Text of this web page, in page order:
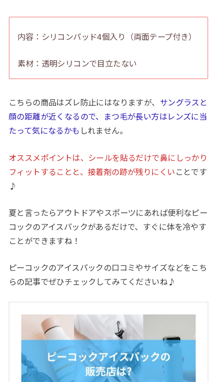
内容：シリコンパッド4個入り（両面テープ付き）
素材：透明シリコンで目立たない
こちらの商品はズレ防止にはなりますが、 サングラスと
顔の距離が近くなるので、まつ毛が長い方はレンズに当
たって気になるかも しれません。
オススメポイントは、シールを貼るだけで鼻にしっかり
フィットすることと、接着剤の跡が残りにくい ことです
♪
夏と言ったらアウトドアやスポーツにあれば便利なピー
コックのアイスパックがあるだけで、すぐに体を冷やす
ことができますね！
ピーコックのアイスパックの口コミやサイズなどをこち
らの記事でぜひチェックしてみてくださいね♪